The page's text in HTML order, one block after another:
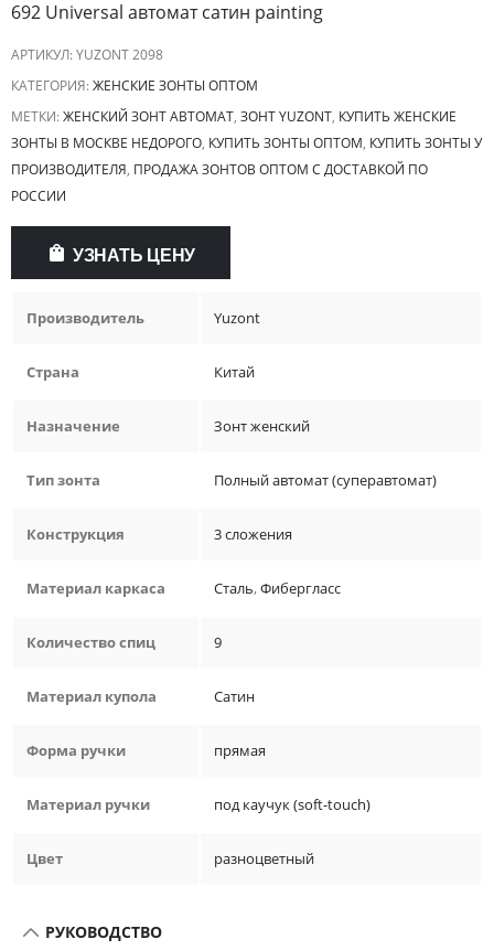
692 Universal автомат сатин painting
АРТИКУЛ:YUZONT 2098
КАТЕГОРИЯ:ЖЕНСКИЕ ЗОНТЫ ОПТОМ
МЕТКИ:ЖЕНСКИЙ ЗОНТ АВТОМАТ, ЗОНТ YUZONT, КУПИТЬ ЖЕНСКИЕ
ЗОНТЫ В МОСКВЕ НЕДОРОГО, КУПИТЬ ЗОНТЫ ОПТОМ, КУПИТЬ ЗОНТЫ У
ПРОИЗВОДИТЕЛЯ, ПРОДАЖА ЗОНТОВ ОПТОМ С ДОСТАВКОЙ ПО
РОССИИ
УЗНАТЬ ЦЕНУ
Производитель Yuzont
Страна Китай
Назначение Зонт женский
Тип зонта Полный автомат (суперавтомат)
Конструкция 3 сложения
Материал каркаса Сталь,Фибергласс
Количество спиц 9
Материал купола Сатин
Форма ручки прямая
Материал ручки под каучук (soft-touch)
Цвет разноцветный
РУКОВОДСТВО